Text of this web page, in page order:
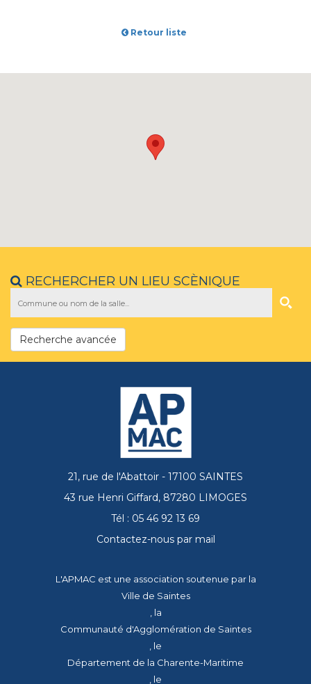
Retour liste
RECHERCHER UN LIEU SCÈNIQUE
Recherche avancée
21, rue de l'Abattoir - 17100 SAINTES
43 rue Henri Giffard, 87280 LIMOGES
Tél : 05 46 92 13 69
Contactez-nous par mail
L'APMAC est une association soutenue par la
Ville de Saintes
, la
Communauté d'Agglomération de Saintes
, le
Département de la Charente-Maritime
, le